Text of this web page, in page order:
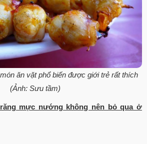
ăn vặt phổ biến được giới trẻ rất thích
(Ảnh: Sưu tầm)
mực nướng không nên bỏ qua ở